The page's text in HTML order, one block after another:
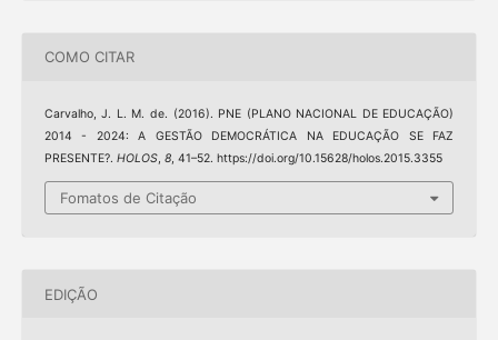
COMO CITAR
Carvalho, J. L. M. de. (2016). PNE (PLANO NACIONAL DE EDUCAÇÃO)
2014 - 2024: A GESTÃO DEMOCRÁTICA NA EDUCAÇÃO SE FAZ
PRESENTE?. HOLOS, 8, 41–52. https://doi.org/10.15628/holos.2015.3355
Fomatos de Citação
EDIÇÃO